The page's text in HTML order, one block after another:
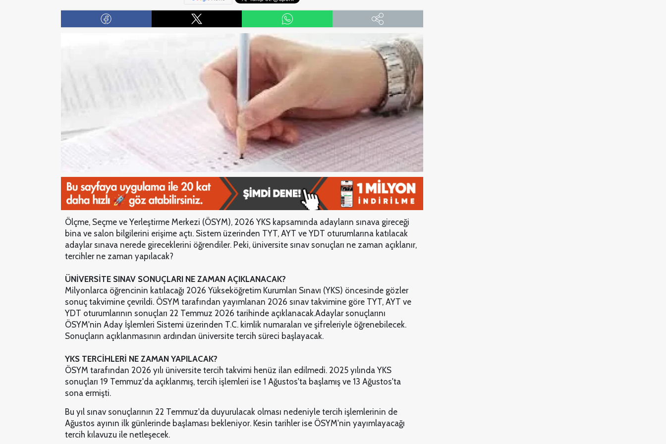
Ölçme, Seçme ve Yerleştirme Merkezi (ÖSYM), 2026 YKS kapsamında adayların sınava gireceği
bina ve salon bilgilerini erişime açtı. Sistem üzerinden TYT, AYT ve YDT oturumlarına katılacak
adaylar sınava nerede gireceklerini öğrendiler. Peki, üniversite sınav sonuçları ne zaman açıklanır,
tercihler ne zaman yapılacak?
ÜNİVERSİTE SINAV SONUÇLARI NE ZAMAN AÇIKLANACAK?
Milyonlarca öğrencinin katılacağı 2026 Yükseköğretim Kurumları Sınavı (YKS) öncesinde gözler
sonuç takvimine çevrildi. ÖSYM tarafından yayımlanan 2026 sınav takvimine göre TYT, AYT ve
YDT oturumlarının sonuçları 22 Temmuz 2026 tarihinde açıklanacak.Adaylar sonuçlarını
ÖSYM'nin Aday İşlemleri Sistemi üzerinden T.C. kimlik numaraları ve şifreleriyle öğrenebilecek.
Sonuçların açıklanmasının ardından üniversite tercih süreci başlayacak.
YKS TERCİHLERİ NE ZAMAN YAPILACAK?
ÖSYM tarafından 2026 yılı üniversite tercih takvimi henüz ilan edilmedi. 2025 yılında YKS
sonuçları 19 Temmuz'da açıklanmış, tercih işlemleri ise 1 Ağustos'ta başlamış ve 13 Ağustos'ta
sona ermişti.
Bu yıl sınav sonuçlarının 22 Temmuz'da duyurulacak olması nedeniyle tercih işlemlerinin de
Ağustos ayının ilk günlerinde başlaması bekleniyor. Kesin tarihler ise ÖSYM'nin yayımlayacağı
tercih kılavuzu ile netleşecek.